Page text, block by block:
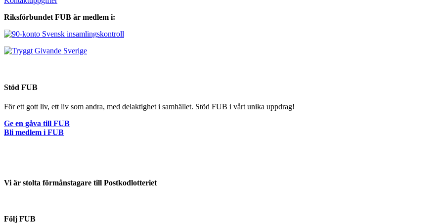
Riksförbundet FUB är medlem i:
Stöd FUB
För ett gott liv, ett liv som andra, med delaktighet i samhället. Stöd FUB i vårt unika uppdrag!
Ge en gåva till FUB
Bli medlem i FUB
Vi är stolta förmånstagare till Postkodlotteriet
Följ FUB